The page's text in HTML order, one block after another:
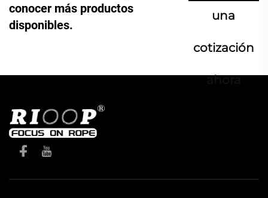
conocer más productos
disponibles.
una
cotización
ahora